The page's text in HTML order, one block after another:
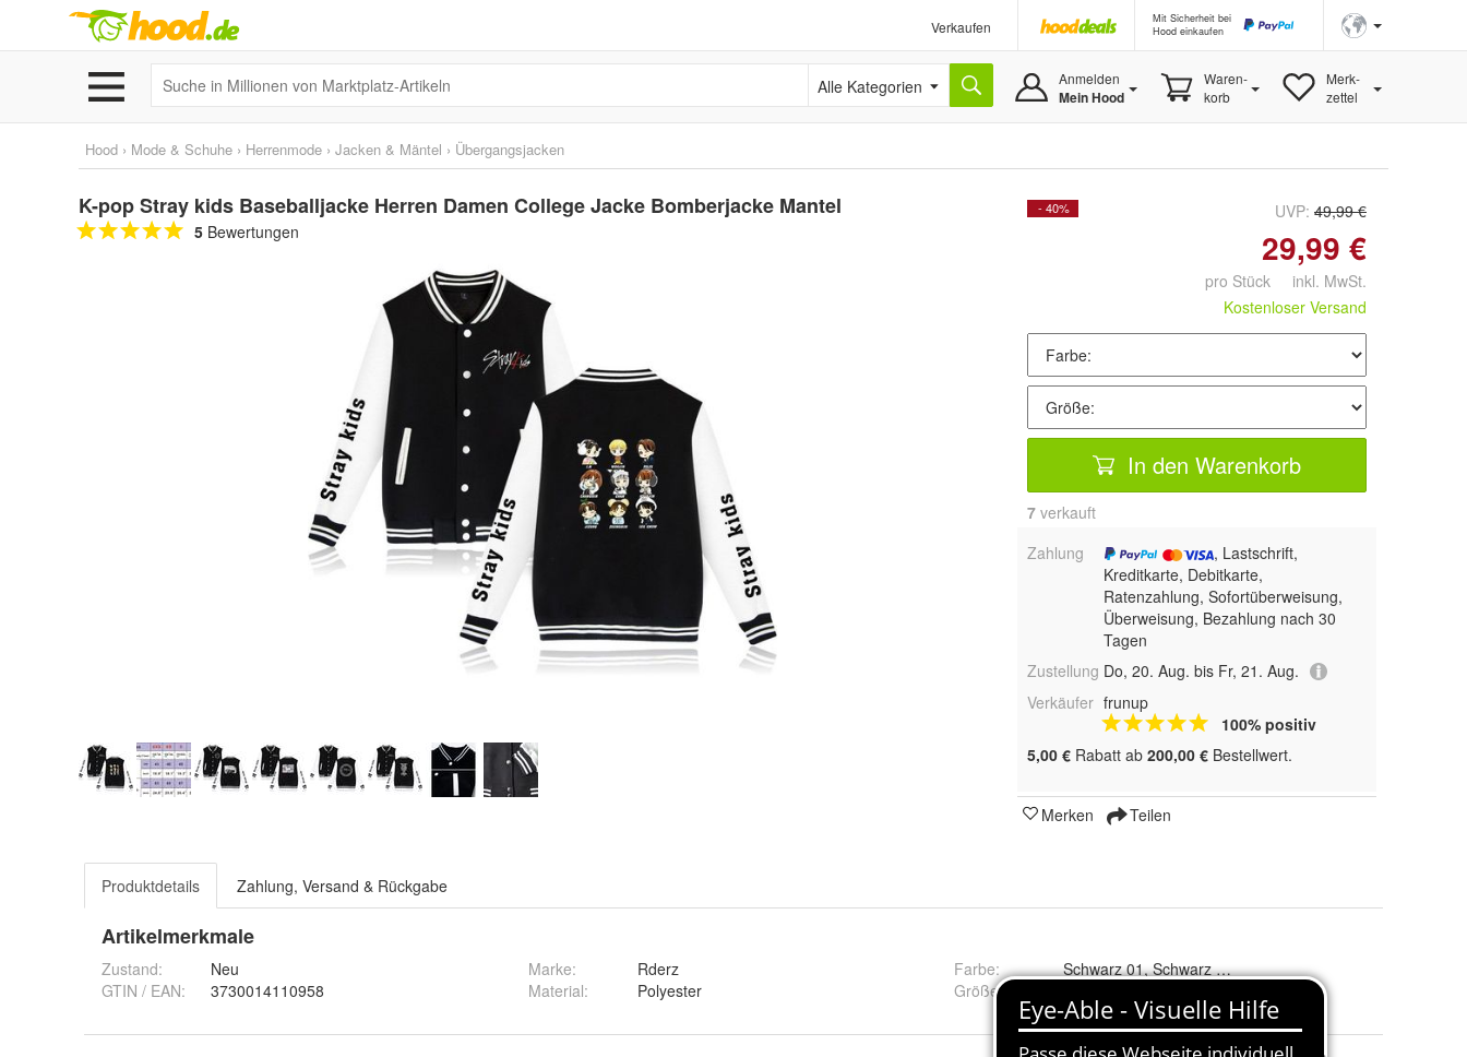
Verkaufen
Mit Sicherheit bei
Hood einkaufen
Alle Kategorien Anmelden
Mein Hood
Waren-
korb
Merk-
zettel
Hood › Mode & Schuhe › Herrenmode › Jacken & Mäntel › Übergangsjacken
K-pop Stray kids Baseballjacke Herren Damen College Jacke Bomberjacke Mantel
5 Bewertungen
- 40% UVP: 49,99 €
29,99 €
pro Stück inkl. MwSt.
Kostenloser Versand
In den Warenkorb
7 verkauft
Zahlung
, Lastschrift,
Kreditkarte, Debitkarte,
Ratenzahlung, Sofortüberweisung,
Überweisung, Bezahlung nach 30
Tagen
Zustellung Do, 20. Aug. bis Fr, 21. Aug.
Verkäufer frunup
100% positiv
5,00 € Rabatt ab 200,00 € Bestellwert.
Merken Teilen
Produktdetails Zahlung, Versand & Rückgabe
Artikelmerkmale
Zustand:
Neu
GTIN / EAN:
3730014110958
Marke:
Rderz
Material: Polyester
Farbe:
Größe: